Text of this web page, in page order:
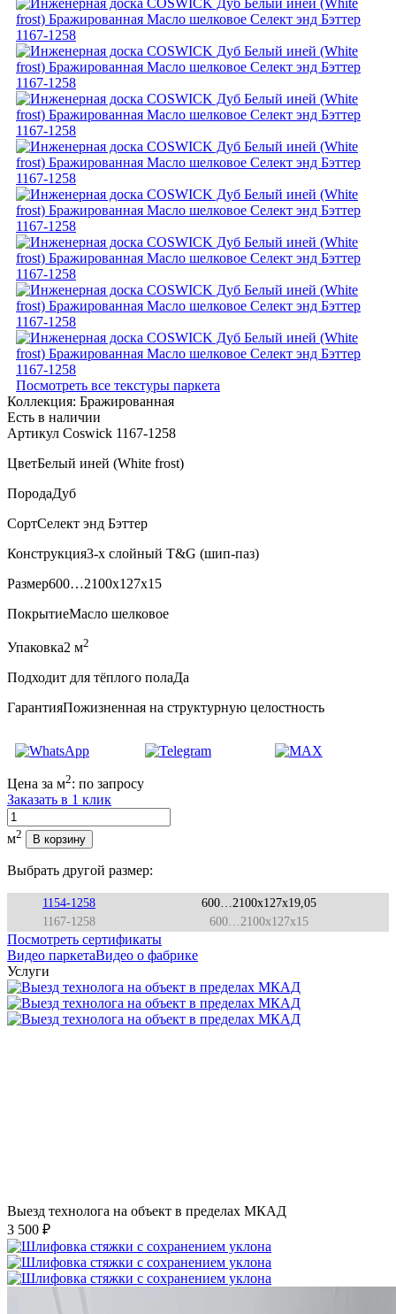
Посмотреть все текстуры паркета
Коллекция: Бражированная
Есть в наличии
Артикул Coswick 1167-1258
ЦветБелый иней (White frost)
ПородаДуб
СортСелект энд Бэттер
Конструкция3-х слойный T&G (шип-паз)
Размер600…2100x127x15
ПокрытиеМасло шелковое
Упаковка2 м2
Подходит для тёплого полаДа
ГарантияПожизненная на структурную целостность
Цена за м2: по запросу
Заказать в 1 клик
Количество
м2 В корзину
Выбрать другой размер:
1154-1258
600…2100x127x19,05
1167-1258
600…2100x127x15
Посмотреть сертификаты
Видео паркетаВидео о фабрике
Услуги
Выезд технолога на объект в пределах МКАД
3 500 ₽